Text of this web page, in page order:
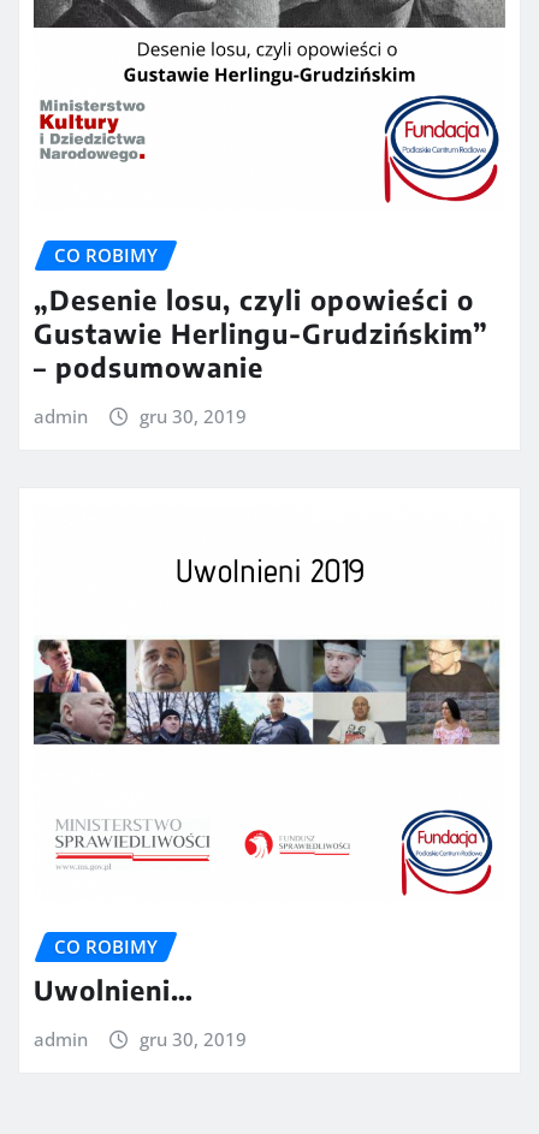
CO ROBIMY
„Desenie losu, czyli opowieści o
Gustawie Herlingu-Grudzińskim”
– podsumowanie
admin gru 30, 2019
CO ROBIMY
Uwolnieni…
admin gru 30, 2019